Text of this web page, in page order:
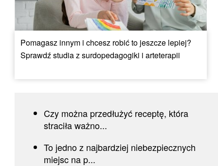
Pomagasz innym i chcesz robić to jeszcze lepiej?
Sprawdź studia z surdopedagogiki i arteterapii
Czy można przedłużyć receptę, która
straciła ważno...
To jedno z najbardziej niebezpiecznych
miejsc na p...